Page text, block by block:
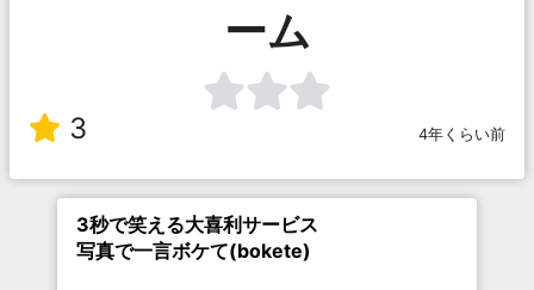
ーム
3 4年くらい前
3秒で笑える大喜利サービス
写真で一言ボケて(bokete)